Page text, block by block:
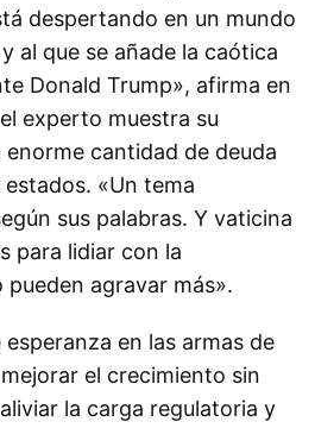
despertando en un mundo
al que se añade la caótica
Donald Trump», afirma en
experto muestra su
cantidad de deuda
«Un tema
sus palabras. Y vaticina
para lidiar con la
agravar más».
en las armas de
el crecimiento sin
la carga regulatoria y